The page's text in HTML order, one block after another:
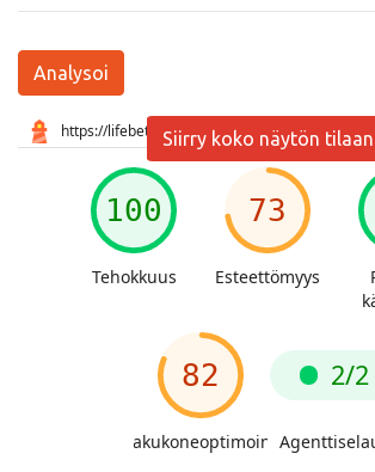
Analysoi
Siirry koko näytön tilaan